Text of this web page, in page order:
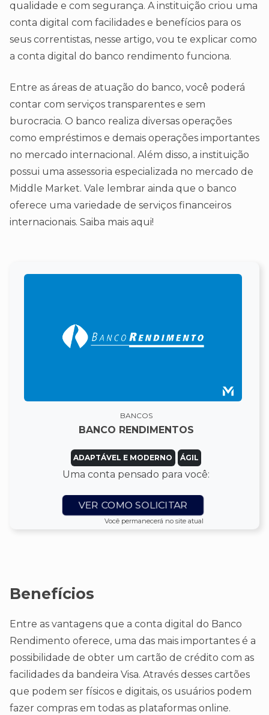
qualidade e com segurança. A instituição criou uma
conta digital com facilidades e benefícios para os
seus correntistas, nesse artigo, vou te explicar como
a conta digital do banco rendimento funciona.
Entre as áreas de atuação do banco, você poderá
contar com serviços transparentes e sem
burocracia. O banco realiza diversas operações
como empréstimos e demais operações importantes
no mercado internacional. Além disso, a instituição
possui uma assessoria especializada no mercado de
Middle Market. Vale lembrar ainda que o banco
oferece uma variedade de serviços financeiros
internacionais. Saiba mais aqui!
BANCOS
BANCO RENDIMENTOS
ADAPTÁVEL E MODERNO ÁGIL
Uma conta pensado para você:
VER COMO SOLICITAR
Você permanecerá no site atual
Benefícios
Entre as vantagens que a conta digital do Banco
Rendimento oferece, uma das mais importantes é a
possibilidade de obter um cartão de crédito com as
facilidades da bandeira Visa. Através desses cartões
que podem ser físicos e digitais, os usuários podem
fazer compras em todas as plataformas online.